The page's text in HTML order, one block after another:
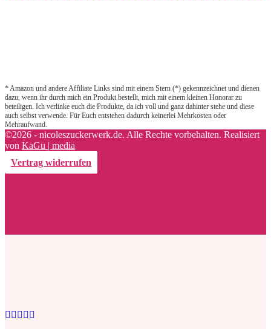
* Amazon und andere Affiliate Links sind mit einem Stern (*) gekennzeichnet und dienen
dazu, wenn ihr durch mich ein Produkt bestellt, mich mit einem kleinen Honorar zu
beteiligen. Ich verlinke euch die Produkte, da ich voll und ganz dahinter stehe und diese
auch selbst verwende. Für Euch entstehen dadurch keinerlei Mehrkosten oder
Mehraufwand.
©2026 - nicoleszuckerwerk.de. Alle Rechte vorbehalten. Realisiert
von KaGu | media
Vertrag widerrufen
Facebook
Twitter
Instagram
Pinterest